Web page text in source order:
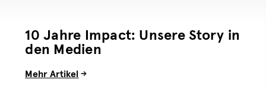
10 Jahre Impact: Unsere Story in
den Medien
Mehr Artikel ->